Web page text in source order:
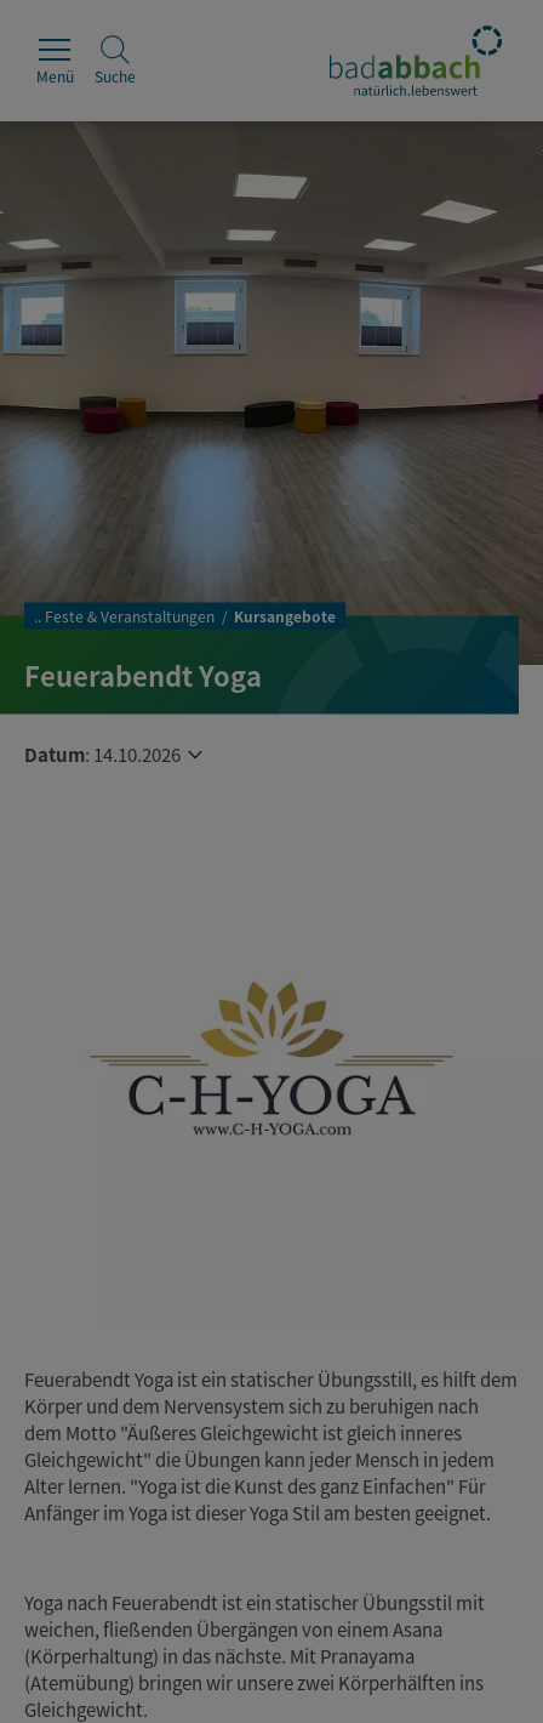
Rathaus
Erleben
Leben & Wohnen
Wirtschaft & Handel
Menü Suche
.. Feste & Veranstaltungen Kursangebote
Feuerabendt Yoga
Datum: 14.10.2026
Feuerabendt Yoga ist ein statischer Übungsstill, es hilft dem
Körper und dem Nervensystem sich zu beruhigen nach
dem Motto "Äußeres Gleichgewicht ist gleich inneres
Gleichgewicht" die Übungen kann jeder Mensch in jedem
Alter lernen. "Yoga ist die Kunst des ganz Einfachen" Für
Anfänger im Yoga ist dieser Yoga Stil am besten geeignet.
Yoga nach Feuerabendt ist ein statischer Übungsstil mit
weichen, fließenden Übergängen von einem Asana
(Körperhaltung) in das nächste. Mit Pranayama
(Atemübung) bringen wir unsere zwei Körperhälften ins
Gleichgewicht.